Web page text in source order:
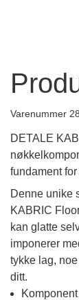
Varenummer
DETALE
fundament
Denne unike
KABRIC
kan glatte
imponerer
tykke lag,
ditt.